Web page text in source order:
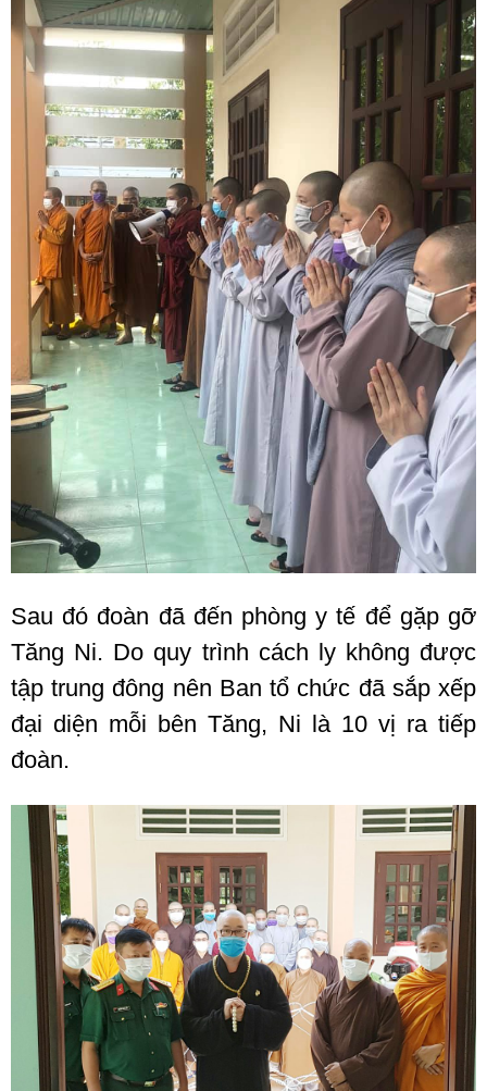
Sau đó đoàn đã đến phòng y tế để gặp gỡ
Tăng Ni. Do quy trình cách ly không được
tập trung đông nên Ban tổ chức đã sắp xếp
đại diện mỗi bên Tăng, Ni là 10 vị ra tiếp
đoàn.